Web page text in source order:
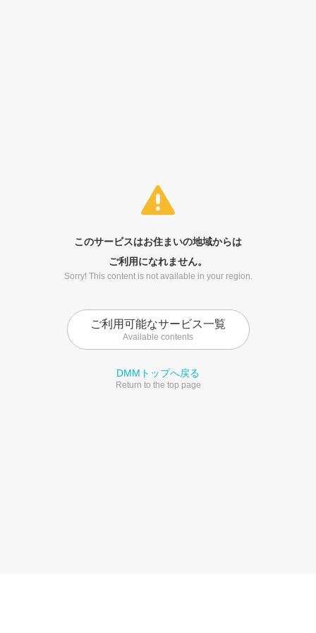
このサービスはお住まいの地域からは
ご利用になれません。
Sorry! This content is not available in your region.
ご利用可能なサービス一覧
Available contents
DMMトップへ戻る
Return to the top page